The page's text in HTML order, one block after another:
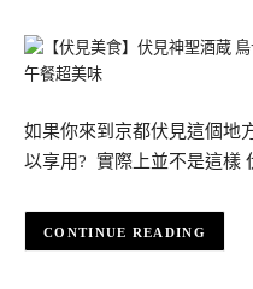
如果你來到京都伏見這個地
以享用? 實際上並不是這樣
CONTINUE READING